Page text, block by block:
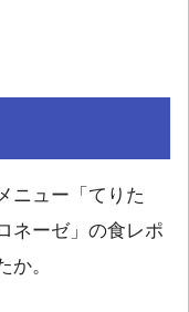
ニュー「てりた
ネーゼ」の食レポ
か。